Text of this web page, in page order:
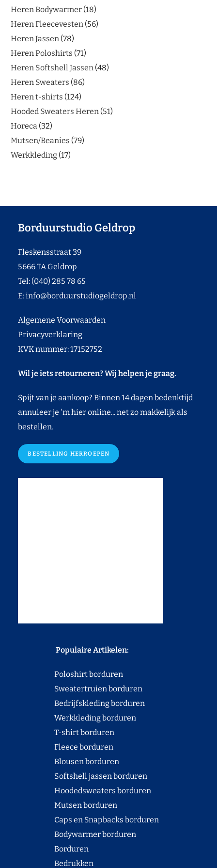
Heren Bodywarmer 18
Heren Fleecevesten 56
Heren Jassen 78
Heren Poloshirts 71
Heren Softshell Jassen 48
Heren Sweaters 86
Heren t-shirts 124
Hooded Sweaters Heren 51
Horeca 32
Mutsen/Beanies 79
Werkkleding 17
Borduurstudio Geldrop
Fleskensstraat 39
5666 TA Geldrop
Tel: (040) 285 78 65
E:info@borduurstudiogeldrop.nl
Algemene Voorwaarden
Privacyverklaring
KVK nummer: 17152752
Wil je iets retourneren? Wij helpen je graag.
Spijt van je aankoop? Binnen 14 dagen bedenktijd
annuleer je 'm hier online... net zo makkelijk als
bestellen.
BESTELLING HERROEPEN
Populaire Artikelen:
Poloshirt borduren
Sweatertruien borduren
Bedrijfskleding borduren
Werkkleding borduren
T-shirt borduren
Fleece borduren
Blousen borduren
Softshell jassen borduren
Hoodedsweaters borduren
Mutsen borduren
Caps en Snapbacks borduren
Bodywarmer borduren
Borduren
Bedrukken